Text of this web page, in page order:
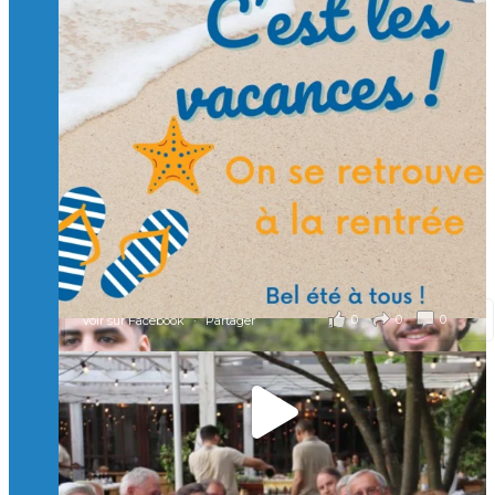
Charger plus Suivre sur Instagram
🙏 Soutenez l’Isep via la taxe d’apprentissage 2026
et contribuons ensemble à former les générations
d’ingénieurs de demain. 🙏
Merci à tous !
🎯 Taxe d’apprentissage 2026 : avec l'Isep, investissez pour
un numérique au service de l'humain !
À l’Isep, nous formons des ingénieurs, des bachelors, des
Mastères Spécialisés, qui allient excellence technologique et
valeurs humaines, au cœur de notre pro
...Voir plus
il y a 2 mois
0 0 0
Voir sur Facebook · Partager
🚀Afterwork à Genève 🚀
🥳 Le 22 avril dernier, 14 Alumni vivant / travaillant
en Suisse ont partagé un moment convivial de
retrouvailles et d'échanges !